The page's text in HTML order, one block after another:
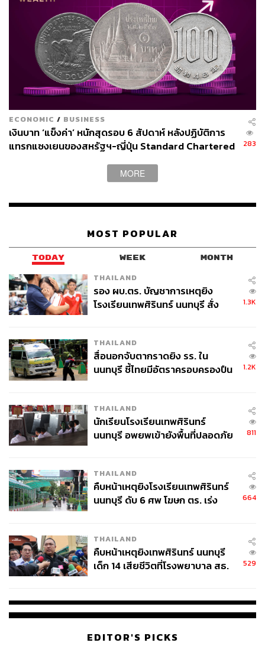
ในส่วนของรถบรรทุกน้ำมัน ที่รับน้ำมันจากจ็อบเบอร์ไปส่งยัง
โรงงานอุตสาหกรรม ปั๊มน้ำมัน และปั๊มน้ำมัน อิสระ หรือปั๊ม
หลอด โครงการงานก่อสร้าง กรมก็จะไปไล่ดูว่าต้นทางการ
ขนส่งน้ำมันไปยังจุดส่งมอบปลายทางเหล่านี้ว่ามีการรั่วไหล
อย่างไร เพื่อตรวจสอบหาความผิดปกติ
“ยอมรับว่าสงครามสหรัฐฯ-อิหร่าน รอบนี้ ที่นำไปสู่การปิด
ช่องแคบฮอร์มุซ เป็นวิกฤตรุนแรงแบบที่ไม่เคยเกิดขึ้นมาก่อน
สำหรับการขนถ่ายน้ำมันจากแหล่งพลังงาน แม้ว่ากระทรวง
สามารถติดตาม THE STANDARD WEALTH
TAGS: สราวุธ แก้วตาทิพย์ USA กรมธุรกิจพลังงาน
ไบโอดีเซล
กระทรวงพลังงาน
Energy Shock
ABOUT THE AUTHOR
เสาวลักษณ์ เขตสูงเนิน
ECONOMIC / BUSINESS
เงินบาท ‘แข็งค่า’ หนักสุดรอบ 6 สัปดาห์ หลังปฏิบัติการ
แทรกแซงเยนของสหรัฐฯ-ญี่ปุ่น Standard Chartered
283
MORE
MOST POPULAR
TODAY WEEK MONTH
THAILAND
รอง ผบ.ตร. บัญชาการเหตุยิง
โรงเรียนเทพศิรินทร์ นนทบุรี สั่ง
1.3K
THAILAND
สื่อนอกจับตากราดยิง รร. ใน
นนทบุรี ชี้ไทยมีอัตราครอบครองปืน
1.2K
THAILAND
นักเรียนโรงเรียนเทพศิรินทร์
นนทบุรี อพยพเข้ายังพื้นที่ปลอดภัย
811
THAILAND
คืบหน้าเหตุยิงโรงเรียนเทพศิรินทร์
นนทบุรี ดับ 6 ศพ โฆษก ตร. เร่ง
664
THAILAND
คืบหน้าเหตุยิงเทพศิรินทร์ นนทบุรี
เด็ก 14 เสียชีวิตที่โรงพยาบาล สธ.
529
EDITOR'S PICKS